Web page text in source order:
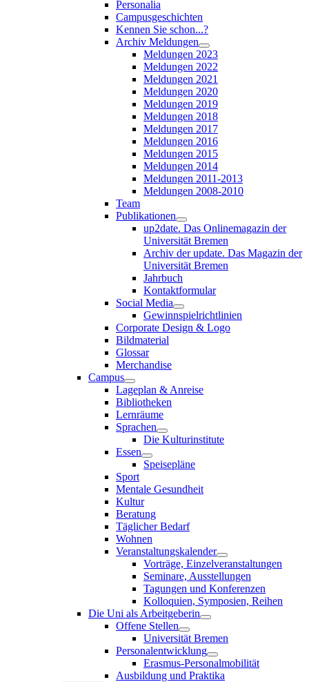
Personalia
Campusgeschichten
Kennen Sie schon...?
Archiv Meldungen
Meldungen 2023
Meldungen 2022
Meldungen 2021
Meldungen 2020
Meldungen 2019
Meldungen 2018
Meldungen 2017
Meldungen 2016
Meldungen 2015
Meldungen 2014
Meldungen 2011-2013
Meldungen 2008-2010
Team
Publikationen
up2date. Das Onlinemagazin der
Universität Bremen
Archiv der update. Das Magazin der
Universität Bremen
Jahrbuch
Kontaktformular
Social Media
Gewinnspielrichtlinien
Corporate Design & Logo
Bildmaterial
Glossar
Merchandise
Campus
Lageplan & Anreise
Bibliotheken
Lernräume
Sprachen
Die Kulturinstitute
Essen
Speisepläne
Sport
Mentale Gesundheit
Kultur
Beratung
Täglicher Bedarf
Wohnen
Veranstaltungskalender
Vorträge, Einzelveranstaltungen
Seminare, Ausstellungen
Tagungen und Konferenzen
Kolloquien, Symposien, Reihen
Die Uni als Arbeitgeberin
Offene Stellen
Universität Bremen
Personalentwicklung
Erasmus-Personalmobilität
Ausbildung und Praktika